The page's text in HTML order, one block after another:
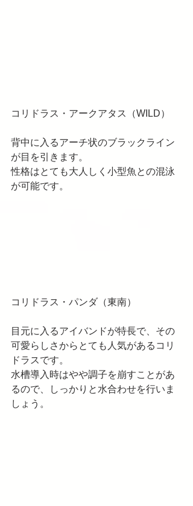
コリドラス・アークアタス（WILD）
背中に入るアーチ状のブラックライン
が目を引きます。
性格はとても大人しく小型魚との混泳
が可能です。
コリドラス・パンダ（東南）
目元に入るアイバンドが特長で、その
可愛らしさからとても人気があるコリ
ドラスです。
水槽導入時はやや調子を崩すことがあ
るので、しっかりと水合わせを行いま
しょう。